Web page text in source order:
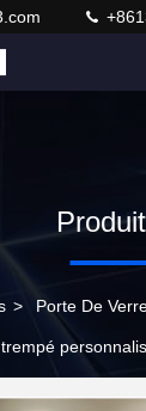
> Porte De